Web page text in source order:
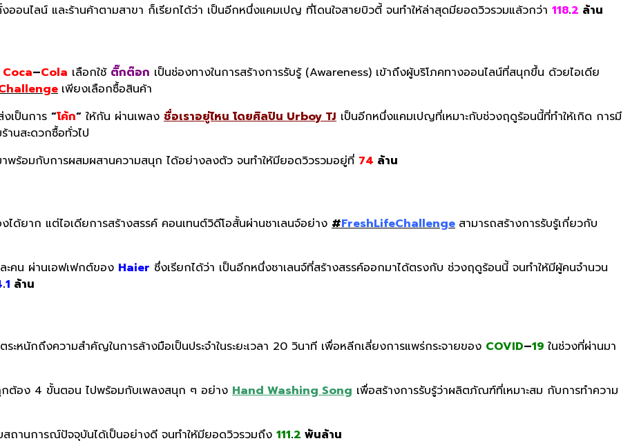
อนไลน์ และร้านค้าตามสาขา ก็เรียกได้ว่า เป็นอีกหนึ่งแคมเปญ ที่โดนใจสายบิวตี้ จนทำให้ล่าสุดมียอดวิวรวมแล้วกว่า 118.2 ล้าน
Coca–Cola เลือกใช้ ติ๊กต๊อก เป็นช่องทางในการสร้างการรับรู้ (Awareness) เข้าถึงผู้บริโภคทางออนไลน์ที่สนุกขึ้น ด้วยไอเดีย
เพียงเลือกซื้อสินค้า
เป็นการ “โค้ก“ ให้กัน ผ่านเพลง ชื่อเราอยู่ไหน โดยศิลปิน Urboy TJ เป็นอีกหนึ่งแคมเปญที่เหมาะกับช่วงฤดูร้อนนี้ที่ทำให้เกิด การมี
นสะดวกซื้อทั่วไป
พร้อมกับการผสมผสานความสนุก ได้อย่างลงตัว จนทำให้มียอดวิวรวมอยู่ที่ 74 ล้าน
ด้ยาก แต่ไอเดียการสร้างสรรค์ คอนเทนต์วิดีโอสั้นผ่านชาเลนจ์อย่าง #FreshLifeChallenge สามารถสร้างการรับรู้เกี่ยวกับ
ะคน ผ่านเอฟเฟกต์ของ Haier ซึ่งเรียกได้ว่า เป็นอีกหนึ่งชาเลนจ์ที่สร้างสรรค์ออกมาได้ตรงกับ ช่วงฤดูร้อนนี้ จนทำให้มีผู้คนจำนวน
.1 ล้าน
ะหนักถึงความสำคัญในการล้างมือเป็นประจำในระยะเวลา 20 วินาที เพื่อหลีกเลี่ยงการแพร่กระจายของ COVID–19 ในช่วงที่ผ่านมา
กต้อง 4 ขั้นตอน ไปพร้อมกับเพลงสนุก ๆ อย่าง Hand Washing Song เพื่อสร้างการรับรู้ว่าผลิตภัณฑ์ที่เหมาะสม กับการทำความ
ถานการณ์ปัจจุบันได้เป็นอย่างดี จนทำให้มียอดวิวรวมถึง 111.2 พันล้าน